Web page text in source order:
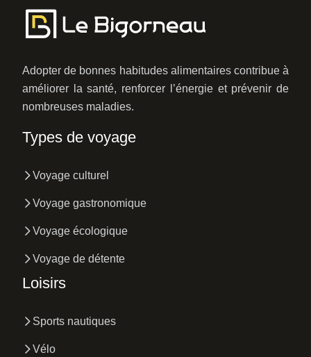
Adopter de bonnes habitudes alimentaires contribue à
améliorer la santé, renforcer l’énergie et prévenir de
nombreuses maladies.
Types de voyage
Voyage culturel
Voyage gastronomique
Voyage écologique
Voyage de détente
Loisirs
Sports nautiques
Vélo